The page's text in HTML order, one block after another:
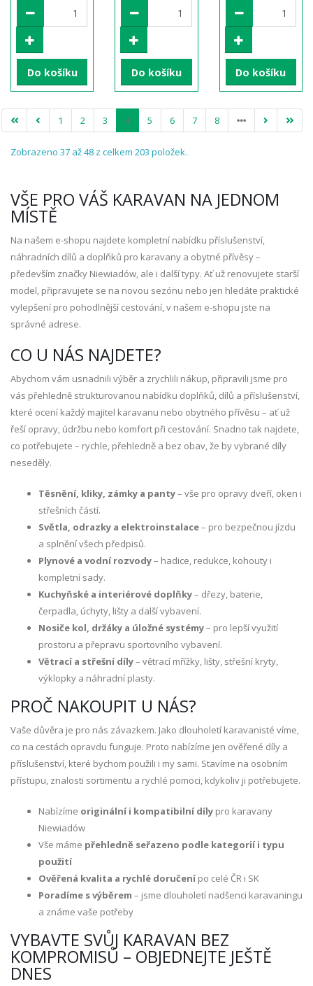
Do košíku Do košíku Do košíku
1 2 3 4 5 6 7 8
Zobrazeno 37 až 48 z celkem 203 položek.
VŠE PRO VÁŠ KARAVAN NA JEDNOM
MÍSTĚ
Na našem e-shopu najdete kompletní nabídku příslušenství,
náhradních dílů a doplňků pro karavany a obytné přívěsy –
především značky Niewiadów, ale i další typy. Ať už renovujete starší
model, připravujete se na novou sezónu nebo jen hledáte praktické
vylepšení pro pohodlnější cestování, v našem e-shopu jste na
správné adrese.
CO U NÁS NAJDETE?
Abychom vám usnadnili výběr a zrychlili nákup, připravili jsme pro
vás přehledně strukturovanou nabídku doplňků, dílů a příslušenství,
které ocení každý majitel karavanu nebo obytného přívěsu – ať už
řeší opravy, údržbu nebo komfort při cestování. Snadno tak najdete,
co potřebujete – rychle, přehledně a bez obav, že by vybrané díly
neseděly.
Těsnění, kliky, zámky a panty– vše pro opravy dveří, oken i
střešních částí.
Světla, odrazky a elektroinstalace– pro bezpečnou jízdu
a splnění všech předpisů.
Plynové a vodní rozvody– hadice, redukce, kohouty i
kompletní sady.
Kuchyňské a interiérové doplňky– dřezy, baterie,
čerpadla, úchyty, lišty a další vybavení.
Nosiče kol, držáky a úložné systémy– pro lepší využití
prostoru a přepravu sportovního vybavení.
Větrací a střešní díly– větrací mřížky, lišty, střešní kryty,
výklopky a náhradní plasty.
PROČ NAKOUPIT U NÁS?
Vaše důvěra je pro nás závazkem. Jako dlouholetí karavanisté víme,
co na cestách opravdu funguje. Proto nabízíme jen ověřené díly a
příslušenství, které bychom použili i my sami. Stavíme na osobním
přístupu, znalosti sortimentu a rychlé pomoci, kdykoliv ji potřebujete.
Nabízíme originální i kompatibilní díly pro karavany
Niewiadów
Vše máme přehledně seřazeno podle kategorií i typu
použití
Ověřená kvalita a rychlé doručenípo celé ČR i SK
Poradíme s výběrem – jsme dlouholetí nadšenci karavaningu
a známe vaše potřeby
VYBAVTE SVŮJ KARAVAN BEZ
KOMPROMISŮ – OBJEDNEJTE JEŠTĚ
DNES